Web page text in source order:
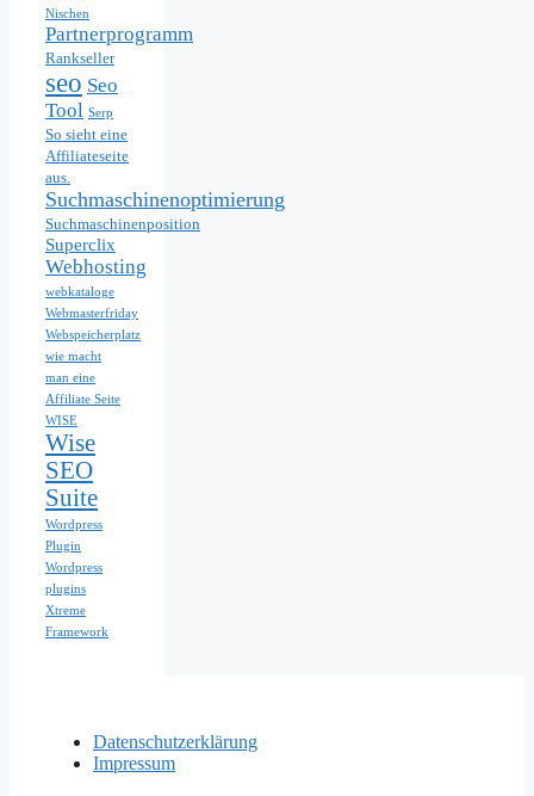
Nischen
Partnerprogramm
Rankseller
seo Seo
Tool Serp
So sieht eine
Affiliateseite
aus.
Suchmaschinenoptimierung
Suchmaschinenposition
Superclix
Webhosting
webkataloge
Webmasterfriday
Webspeicherplatz
wie macht
man eine
Affiliate Seite
WISE
Wise
SEO
Suite
Wordpress
Plugin
Wordpress
plugins
Xtreme
Framework
Datenschutzerklärung
Impressum